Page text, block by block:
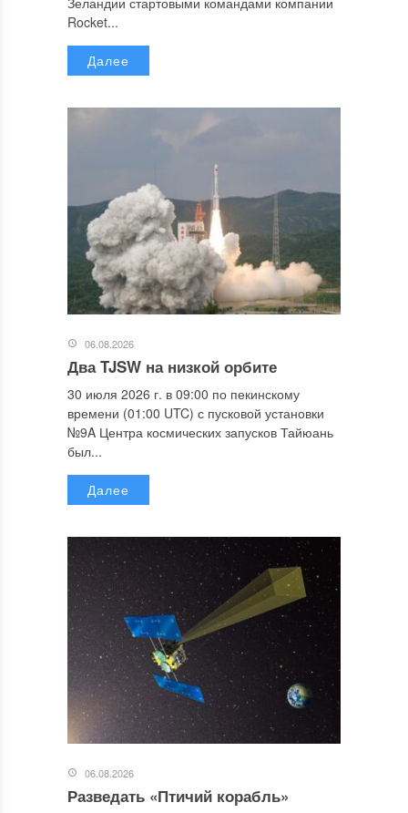
Rocket...
Далее
06.08.2026
Два TJSW на низкой орбите
30 июля 2026 г. в 09:00 по пекинскому
времени (01:00 UTC) с пусковой установки
№9A Центра космических запусков Тайюань
был...
Далее
06.08.2026
Разведать «Птичий корабль»